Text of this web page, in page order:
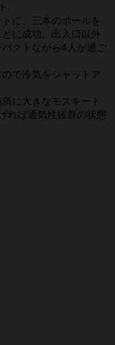
。
に、三本のポールを
に成功。出入口以外
クトながら4人が過ご
で冷気をシャットア
に大きなモスキート
れば通気性抜群の状態